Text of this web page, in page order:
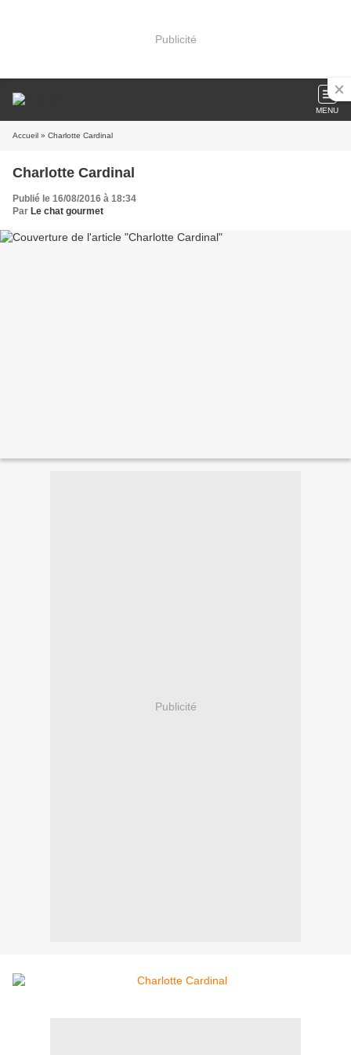
Publicité
MENU
Accueil » Charlotte Cardinal
Charlotte Cardinal
Publié le 16/08/2016 à 18:34
Par Le chat gourmet
Publicité